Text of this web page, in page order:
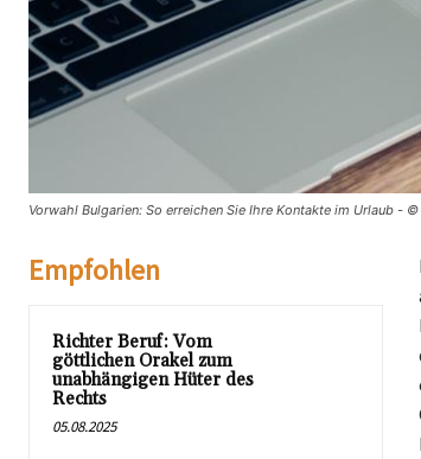
Vorwahl Bulgarien: So erreichen Sie Ihre Kontakte im Urlaub -
Empfohlen
Richter Beruf: Vom
göttlichen Orakel zum
unabhängigen Hüter des
Rechts
05.08.2025